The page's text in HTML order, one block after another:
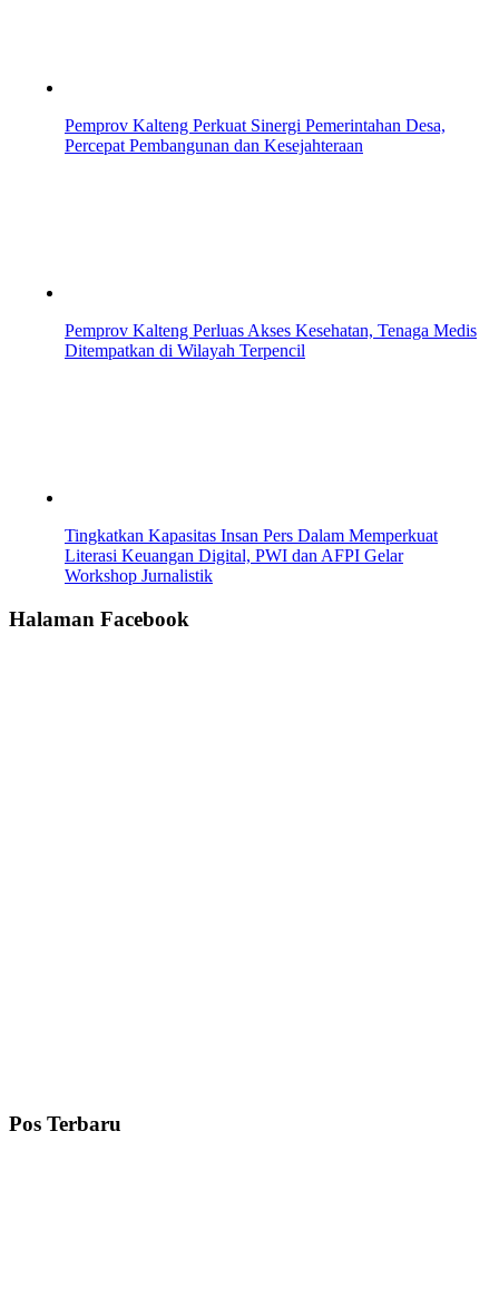
Pemprov Kalteng Perkuat Sinergi Pemerintahan Desa,
Percepat Pembangunan dan Kesejahteraan
Pemprov Kalteng Perluas Akses Kesehatan, Tenaga Medis
Ditempatkan di Wilayah Terpencil
Tingkatkan Kapasitas Insan Pers Dalam Memperkuat
Literasi Keuangan Digital, PWI dan AFPI Gelar
Workshop Jurnalistik
Halaman Facebook
Pos Terbaru